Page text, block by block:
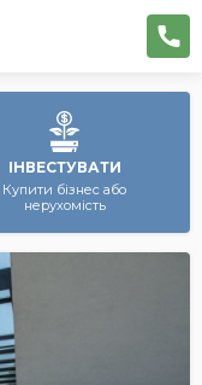
ІНВЕСТУВАТИ
Купити бізнес або
нерухомість